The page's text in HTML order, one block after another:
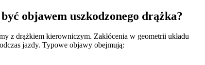
objawem uszkodzonego drążka?
z drążkiem kierowniczym. Zakłócenia w geometrii układu
jazdy. Typowe objawy obejmują: